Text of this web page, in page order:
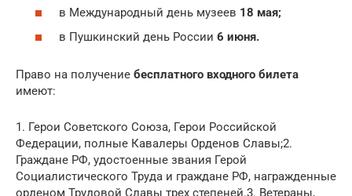
в Международный день музеев 18 мая;
в Пушкинский день России 6 июня.
Право на получение бесплатного входного билета
имеют:
1. Герои Советского Союза, Герои Российской
Федерации, полные Кавалеры Орденов Славы;2.
Граждане РФ, удостоенные звания Герой
Социалистического Труда и граждане РФ, награжденные
орденом Трудовой Славы трех степеней.3. Ветераны,